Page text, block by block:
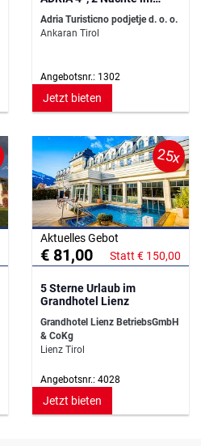
Adria Turisticno podjetje d. o. o.
Ankaran Tirol
Angebotsnr.: 1302
Jetzt bieten
25x
Aktuelles Gebot
€ 81,00 Statt € 150,00
5 Sterne Urlaub im
Grandhotel Lienz
Grandhotel Lienz BetriebsGmbH
& CoKg
Lienz Tirol
Angebotsnr.: 4028
Jetzt bieten